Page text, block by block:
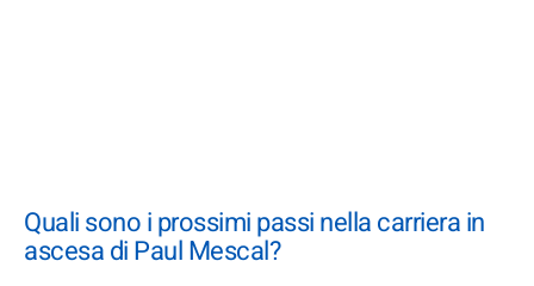
Quali sono i prossimi passi nella carriera in
ascesa di Paul Mescal?